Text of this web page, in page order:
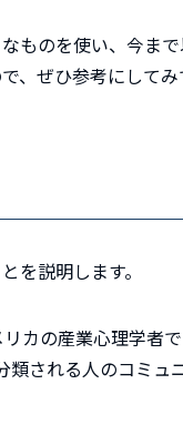
ものを使い、今ま
、ぜひ参考にしてみ
を説明します。
カの産業心理学者
される人のコミュ